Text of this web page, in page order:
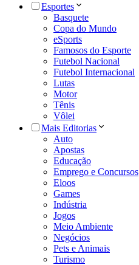
Esportes
Basquete
Copa do Mundo
eSports
Famosos do Esporte
Futebol Nacional
Futebol Internacional
Lutas
Motor
Tênis
Vôlei
Mais Editorias
Auto
Apostas
Educação
Emprego e Concursos
Eloos
Games
Indústria
Jogos
Meio Ambiente
Negócios
Pets e Animais
Turismo